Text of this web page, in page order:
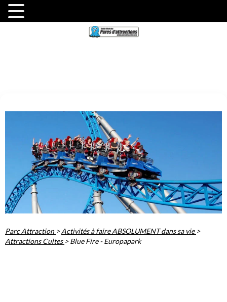
Parc Attraction >Activités à faire ABSOLUMENT dans sa vie >
Attractions Cultes >Blue Fire - Europapark